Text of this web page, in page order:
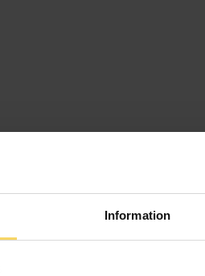
Information